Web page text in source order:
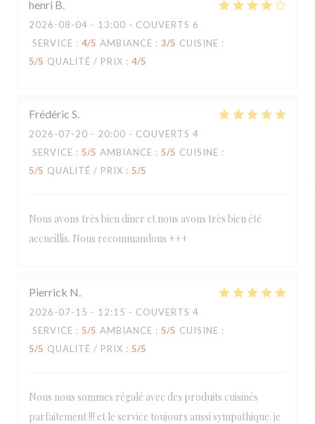
henri B
2026-08-04 - 13:00 - COUVERTS 6
SERVICE : 4/5 AMBIANCE : 3/5 CUISINE :
5/5 QUALITÉ / PRIX : 4/5
Frédéric S
2026-07-20 - 20:00 - COUVERTS 4
SERVICE : 5/5 AMBIANCE : 5/5 CUISINE :
5/5 QUALITÉ / PRIX : 5/5
Nous avons très bien diner et nous avons très bien été
accueillis. Nous recommandons +++
Pierrick N
2026-07-15 - 12:15 - COUVERTS 4
SERVICE : 5/5 AMBIANCE : 5/5 CUISINE :
5/5 QUALITÉ / PRIX : 5/5
Nous nous sommes régalé avec des produits cuisinés
parfaitement !!! et le service toujours aussi sympathique. je